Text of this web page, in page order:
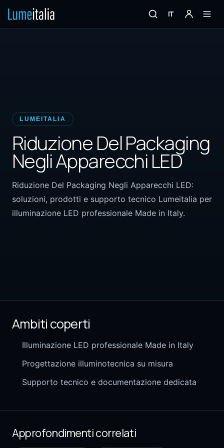
IT
LUMEITALIA
Riduzione Del Packaging
Negli Apparecchi LED
Riduzione Del Packaging Negli Apparecchi LED:
soluzioni, prodotti e supporto tecnico Lumeitalia per
illuminazione LED professionale Made in Italy.
Ambiti coperti
Illuminazione LED professionale Made in Italy
Progettazione illuminotecnica su misura
Supporto tecnico e documentazione dedicata
Approfondimenti correlati